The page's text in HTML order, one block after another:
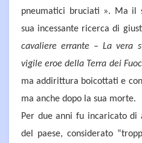
pneumatici bruciati ». Ma il
sua incessante ricerca di
cavaliere errante – La vera
vigile eroe della Terra dei
ma addirittura boicottati e
ma anche dopo la sua morte.
Per due anni fu incaricato
del paese, considerato